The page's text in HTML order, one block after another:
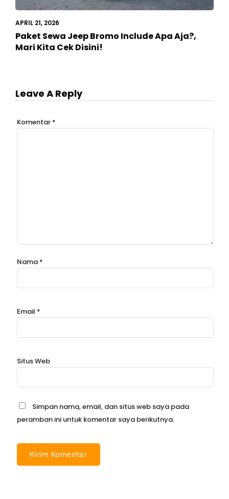
APRIL 21, 2026
Paket Sewa Jeep Bromo Include Apa Aja?,
Mari Kita Cek Disini!
Leave A Reply
Komentar *
Nama *
Email *
Situs Web
Simpan nama, email, dan situs web saya pada
peramban ini untuk komentar saya berikutnya.